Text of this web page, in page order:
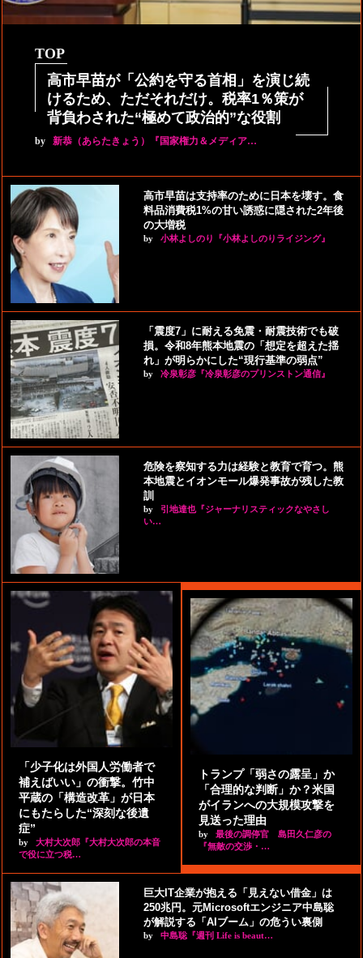
TOP
高市早苗が「公約を守る首相」を演じ続
けるため、ただそれだけ。税率1％策が
背負わされた“極めて政治的”な役割
by 新恭（あらたきょう）『国家権力＆メディア…
高市早苗は支持率のために日本を壊す。食
料品消費税1%の甘い誘惑に隠された2年後
の大増税
by 小林よしのり『小林よしのりライジング』
「震度7」に耐える免震・耐震技術でも破
損。令和8年熊本地震の「想定を超えた揺
れ」が明らかにした“現行基準の弱点”
by 冷泉彰彦『冷泉彰彦のプリンストン通信』
危険を察知する力は経験と教育で育つ。熊
本地震とイオンモール爆発事故が残した教
訓
by
引地達也『ジャーナリスティックなやさし
い…
「少子化は外国人労働者で
補えばいい」の衝撃。竹中
平蔵の「構造改革」が日本
にもたらした“深刻な後遺
症”
by
大村大次郎『大村大次郎の本音
で役に立つ税…
トランプ「弱さの露呈」か
「合理的な判断」か？米国
がイランへの大規模攻撃を
見送った理由
by
最後の調停官 島田久仁彦の
『無敵の交渉・…
巨大IT企業が抱える「見えない借金」は
250兆円。元Microsoftエンジニア中島聡
が解説する「AIブーム」の危うい裏側
by 中島聡『週刊 Life is beaut…